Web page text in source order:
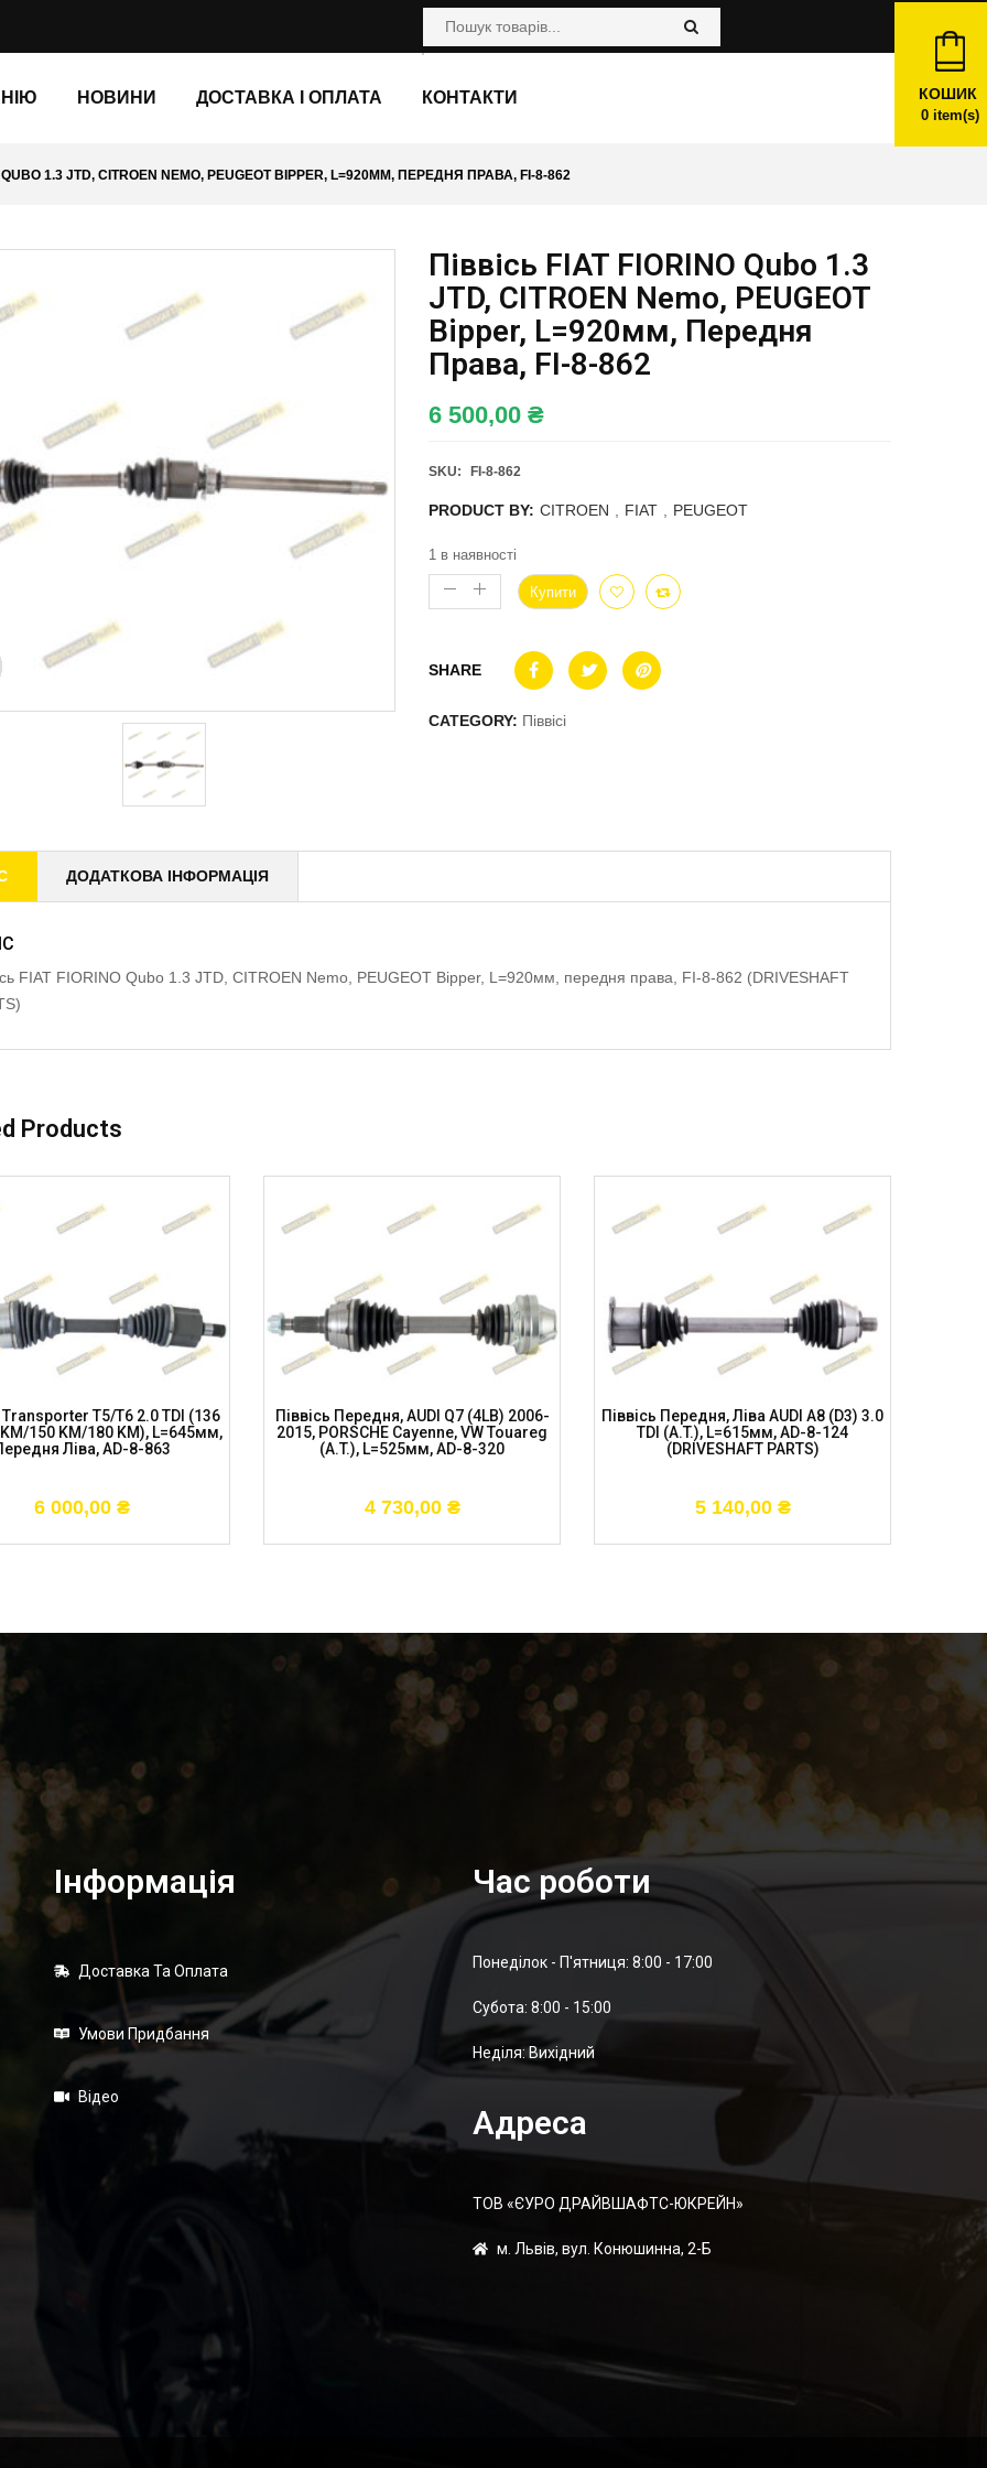
НОВИНИ ДОСТАВКА І ОПЛАТА КОНТАКТИ КОШИК
0item(s)
QUBO 1.3 JTD, CITROEN NEMO, PEUGEOT BIPPER, L=920ММ, ПЕРЕДНЯ ПРАВА, FI-8-862
Піввісь FIAT FIORINO Qubo 1.3
JTD, CITROEN Nemo, PEUGEOT
Bipper, L=920мм, Передня
Права, FI-8-862
6 500,00 ₴
SKU: FI-8-862
PRODUCT BY: CITROEN FIAT PEUGEOT
1 в наявності
Купити
SHARE
CATEGORY: Піввісі
ДОДАТКОВА ІНФОРМАЦІЯ
FIAT FIORINO Qubo 1.3 JTD, CITROEN Nemo, PEUGEOT Bipper, L=920мм, передня права, FI-8-862 (DRIVESHAFT
Products
Transporter T5/T6 2.0 TDI (136
150 KM/180 KM), L=645мм,
Ліва, AD-8-863
6 000,00 ₴
Піввісь Передня, AUDI Q7 (4LB) 2006-
2015, PORSCHE Cayenne, VW Touareg
(A.T.), L=525мм, AD-8-320
4 730,00 ₴
Піввісь Передня, Ліва AUDI A8 (D3) 3.0
TDI (A.T.), L=615мм, AD-8-124
(DRIVESHAFT PARTS)
5 140,00 ₴
Інформація
Доставка Та Оплата
Умови Придбання
Відео
Час роботи
Понеділок - П'ятниця: 8:00 - 17:00
Суботa: 8:00 - 15:00
Неділя: Вихідний
Адреса
ТОВ «ЄУРО ДРАЙВШАФТC-ЮКРЕЙН»
м. Львів, вул. Конюшинна, 2-Б